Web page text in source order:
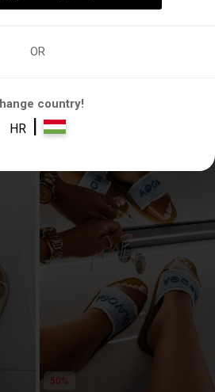
Filtri
50%
OR
country!
HR |